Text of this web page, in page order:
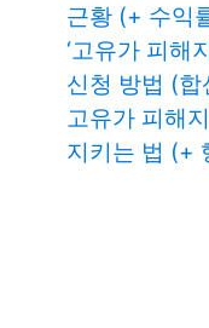
근황 (+ 수익
‘고유가 피해
신청 방법 (합
고유가 피해
지키는 법 (+